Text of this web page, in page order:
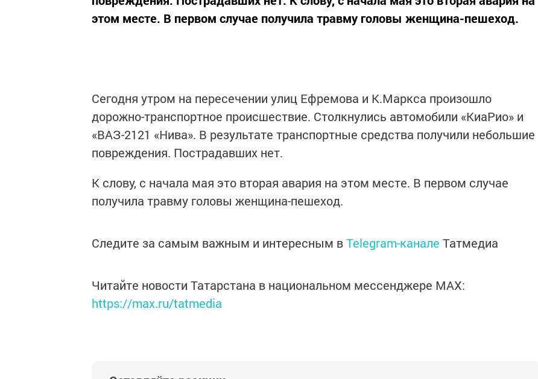
этом месте. В первом случае получила травму головы женщина-пешеход.
Сегодня утром на пересечении улиц Ефремова и К.Маркса произошло
дорожно-транспортное происшествие. Столкнулись автомобили «КиаРио» и
«ВАЗ-2121 «Нива». В результате транспортные средства получили небольшие
повреждения. Пострадавших нет.
К слову, с начала мая это вторая авария на этом месте. В первом случае
получила травму головы женщина-пешеход.
Следите за самым важным и интересным вTelegram-канале Татмедиа
Читайте новости Татарстана в национальном мессенджере MАХ:
https://max.ru/tatmedia